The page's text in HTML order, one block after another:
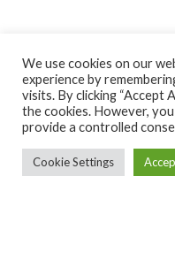
We use cookies on our
experience by
visits. By clicking “Accept
the cookies. However,
provide a controlled
Cookie Settings